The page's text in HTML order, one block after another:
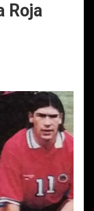
Roja